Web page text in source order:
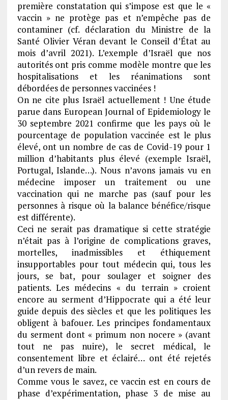
première constatation qui s’impose est que le «
vaccin » ne protège pas et n’empêche pas de
contaminer (cf. déclaration du Ministre de la
Santé Olivier Véran devant le Conseil d’État au
mois d’avril 2021). L’exemple d’Israël que nos
autorités ont pris comme modèle montre que les
hospitalisations et les réanimations sont
débordées de personnes vaccinées !
On ne cite plus Israël actuellement ! Une étude
parue dans European Journal of Epidemiology le
30 septembre 2021 confirme que les pays où le
pourcentage de population vaccinée est le plus
élevé, ont un nombre de cas de Covid-19 pour 1
million d’habitants plus élevé (exemple Israël,
Portugal, Islande…). Nous n’avons jamais vu en
médecine imposer un traitement ou une
vaccination qui ne marche pas (sauf pour les
personnes à risque où la balance bénéfice/risque
est différente).
Ceci ne serait pas dramatique si cette stratégie
n’était pas à l’origine de complications graves,
mortelles, inadmissibles et éthiquement
insupportables pour tout médecin qui, tous les
jours, se bat, pour soulager et soigner des
patients. Les médecins « du terrain » croient
encore au serment d’Hippocrate qui a été leur
guide depuis des siècles et que les politiques les
obligent à bafouer. Les principes fondamentaux
du serment dont « primum non nocere » (avant
tout ne pas nuire), le secret médical, le
consentement libre et éclairé… ont été rejetés
d’un revers de main.
Comme vous le savez, ce vaccin est en cours de
phase d’expérimentation, phase 3 de mise au